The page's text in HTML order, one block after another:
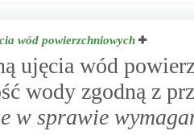
wód powierzchniowych
ujęcia wód
wody zgodną z
w sprawie